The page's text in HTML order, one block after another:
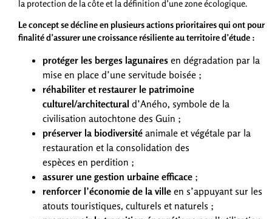
la protection de la côte et la définition d’une zone écologique.
Le concept se décline en plusieurs actions prioritaires qui ont pour
finalité d’assurer une croissance résiliente au territoire d’étude :
protéger les berges lagunaires en dégradation par la
mise en place d’une servitude boisée ;
réhabiliter et restaurer le patrimoine
culturel/architectural d’Aného, symbole de la
civilisation autochtone des Guin ;
préserver la biodiversité animale et végétale par la
restauration et la consolidation des
espèces en perdition ;
assurer une gestion urbaine efficace ;
renforcer l’économie de la ville en s’appuyant sur les
atouts touristiques, culturels et naturels ;